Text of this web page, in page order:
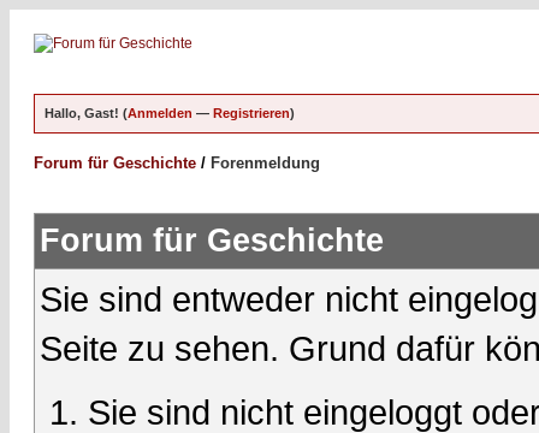
Hallo, Gast! (Anmelden — Registrieren)
Forum für Geschichte / Forenmeldung
Forum für Geschichte
Sie sind entweder nicht
Seite zu sehen. Grund dafür
Sie sind nicht eingeloggt